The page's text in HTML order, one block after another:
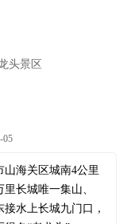
头景区
05
海关区城南4公里
长城唯一集山、
水上长城九门口，